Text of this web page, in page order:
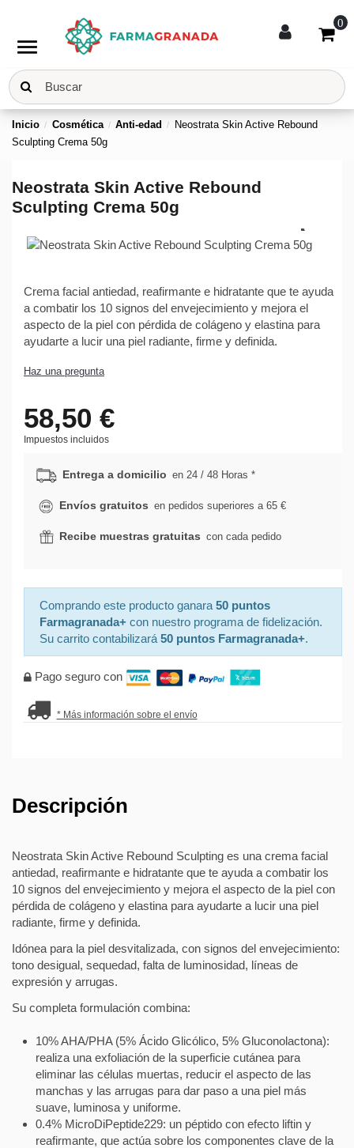
menu
0
Inicio Cosmética Anti-edad
Neostrata Skin Active Rebound
Sculpting Crema 50g
Neostrata Skin Active Rebound
Sculpting Crema 50g
Crema facial antiedad, reafirmante e hidratante que te ayuda
a combatir los 10 signos del envejecimiento y mejora el
aspecto de la piel con pérdida de colágeno y elastina para
ayudarte a lucir una piel radiante, firme y definida.
Haz una pregunta
58,50 €
Impuestos incluidos
Entrega a domicilio en 24 / 48 Horas *
Envíos gratuitos en pedidos superiores a 65 €
Recibe muestras gratuitas con cada pedido
Comprando este producto ganara 50 puntos
Farmagranada+con nuestro programa de fidelización.
Su carrito contabilizará 50 puntos Farmagranada+.
Pago seguro con
* Más información sobre el envío
Descripción
Neostrata Skin Active Rebound Sculpting es una crema facial
antiedad, reafirmante e hidratante que te ayuda a combatir los
10 signos del envejecimiento y mejora el aspecto de la piel con
pérdida de colágeno y elastina para ayudarte a lucir una piel
radiante, firme y definida.
Idónea para la piel desvitalizada, con signos del envejecimiento:
tono desigual, sequedad, falta de luminosidad, líneas de
expresión y arrugas.
Su completa formulación combina:
10% AHA/PHA (5% Ácido Glicólico, 5% Gluconolactona):
realiza una exfoliación de la superficie cutánea para
eliminar las células muertas, reducir el aspecto de las
manchas y las arrugas para dar paso a una piel más
suave, luminosa y uniforme.
0.4% MicroDiPeptide229: un péptido con efecto liftin y
reafirmante, que actúa sobre los componentes clave de la